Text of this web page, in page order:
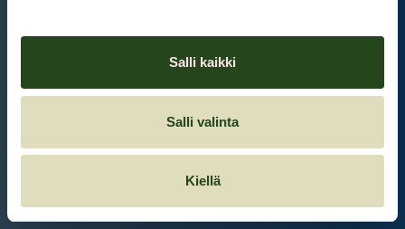
Salli kaikki
Salli valinta
Kiellä